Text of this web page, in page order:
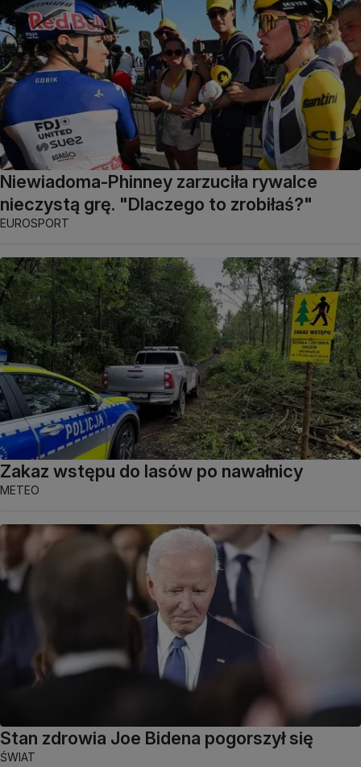
Niewiadoma-Phinney zarzuciła rywalce
nieczystą grę. "Dlaczego to zrobiłaś?"
EUROSPORT
Zakaz wstępu do lasów po nawałnicy
METEO
Stan zdrowia Joe Bidena pogorszył się
ŚWIAT